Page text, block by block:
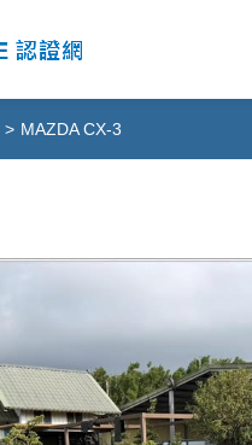
> MAZDA CX-3